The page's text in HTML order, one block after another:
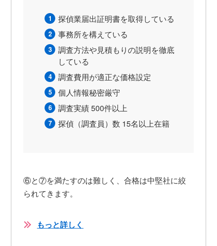
探偵業届出証明書を取得している
事務所を構えている
調査方法や見積もりの説明を徹底
している
調査費用が適正な価格設定
個人情報秘密厳守
調査実績 500件以上
探偵（調査員）数 15名以上在籍
⑥と⑦を満たすのは難しく、合格は中堅社に絞
られてきます。
もっと詳しく